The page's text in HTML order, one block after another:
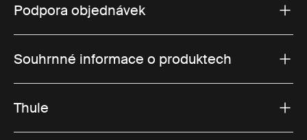
Podpora objednávek
Souhrnné informace o produktech
Thule